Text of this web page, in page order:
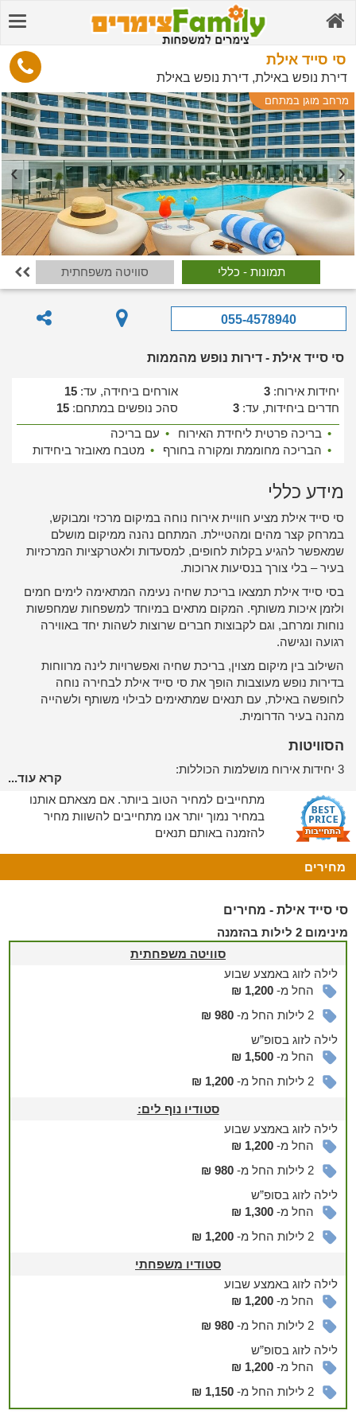
סי סייד אילת
דירת נופש באילת, דירת נופש באילת
מרחב מוגן במתחם
תמונות - כללי סוויטה משפחתית 
055-4578940
סי סייד אילת - דירות נופש מהממות
יחידות אירוח: 3 אורחים ביחידה, עד: 15
חדרים ביחידות, עד: 3 סהכ נופשים במתחם: 15
• בריכה פרטית ליחידת האירוח • עם בריכה
• הבריכה מחוממת ומקורה בחורף • מטבח מאובזר ביחידות
מידע כללי
סי סייד אילת מציע חוויית אירוח נוחה במיקום מרכזי ומבוקש,
במרחק קצר מהים ומהטיילת. המתחם נהנה ממיקום מושלם
שמאפשר להגיע בקלות לחופים, למסעדות ולאטרקציות המרכזיות
בעיר – בלי צורך בנסיעות ארוכות.
בסי סייד אילת תמצאו בריכת שחיה נעימה המתאימה לימים חמים
ולזמן איכות משותף. המקום מתאים במיוחד למשפחות שמחפשות
נוחות ומרחב, וגם לקבוצות חברים שרוצות לשהות יחד באווירה
רגועה ונגישה.
השילוב בין מיקום מצוין, בריכת שחיה ואפשרויות לינה מרווחות
בדירות נופש מעוצבות הופך את סי סייד אילת לבחירה נוחה
לחופשה באילת, עם תנאים שמתאימים לבילוי משותף ולשהייה
מהנה בעיר הדרומית.
הסוויטות
3 יחידות אירוח מושלמות הכוללות:
סוויטה משפחתית בגודל 53 מ"ר ומתאימה ל6 אנשים:
חדר שינה עם מיטה זוגית נוחה וטלוויזיה
חדר רחצה
סלון עם 2 ספות, שולחן סלון, טלוויזיה ומזנון
מטבח מאובזר: מקרר, כיריים, מיקרוגל וכלי אוכל ובישול
סטודיו נוף לים אילת בגודל 52 מ"ר מתאימה ל5 אנשים:
חדר שינה עם מיטה זוגית, שידה וארון בגדים
סלון עם ספה, טלוויזיה מזנון ושולחן סלון
מטבח מאובזר מקרר, כיריים, מיקרוגל וכלי אוכל ובישול
מרפסת עם נוף קסום לים
סטודיו משפחתי בגודל 33 מ"ר מתאימה ל4 אנשים:
חדר עם מיטה זוגית נוחה, ספה וטלוויזיה חכמה
חדר רחצה
מטבח מאובזר פינת אוכל, מקרר, כיריים, מיקרוגל וכלי אוכל
נוף לים מרהיב
מתחם החוץ
מתחם חוץ מרווח הכולל:
בריכה מחוממת
מיטות שיזוף ופינות ישיבה נוחות
עוד במקום
עבור הציבור הדתי ושומרי מסורת: פלטת שבת, מיחם מים חמים
ובית כנסת במרחק הליכה
נגישות: שירותים ודלת כניסה מותאמת לכיסא גלגלים
קיים מרחב מוגן
מכבדים הטבות מילואים
אטרקציות : חוף ציון, חוף קיסוסקי, מסעדה הלב הרחב, קניון מול
הים, טיילת ובתי קפה
קרא עוד...
מתחייבים למחיר הטוב ביותר. אם מצאתם אותנו
במחיר נמוך יותר אנו מתחייבים להשוות מחיר
להזמנה באותם תנאים
מחירים
סי סייד אילת - מחירים
מינימום 2 לילות בהזמנה
סוויטה משפחתית
לילהלזוג באמצע שבוע
החל מ-1,200 ₪
2 לילות החל מ-
980 ₪
לילהלזוג בסופ”ש
החל מ-1,500 ₪
2 לילות החל מ-
1,200 ₪
סטודיו נוף לים:
לילהלזוג באמצע שבוע
החל מ-1,200 ₪
2 לילות החל מ-
980 ₪
לילהלזוג בסופ”ש
החל מ-1,300 ₪
2 לילות החל מ-
1,200 ₪
סטודיו משפחתי
לילהלזוג באמצע שבוע
החל מ-1,200 ₪
2 לילות החל מ-
980 ₪
לילהלזוג בסופ”ש
החל מ-1,200 ₪
2 לילות החל מ-
1,150 ₪